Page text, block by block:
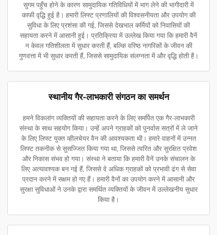
सुगम पहुँच होने के कारण सामुदायिक गतिविधियों में भाग लेने की भागीदारी में
काफी वृद्धि हुई है। हमारी लिफ्ट प्रणालियों की विश्वसनीयता और उपयोग की
सुविधा के लिए प्रशंसा की गई, जिससे देखभाल कर्मियों को निवासियों की
सहायता करने में आसानी हुई। प्रतिक्रिया में उल्लेख किया गया कि हमारी वैनें
न केवल गतिशीलता में सुधार करती हैं, बल्कि वरिष्ठ नागरिकों के जीवन की
गुणवत्ता में भी सुधार करती हैं, जिससे सामुदायिक संलग्नता में और वृद्धि होती है।
स्थानीय गैर-लाभकारी संगठन का समर्थन
हमने विकलांग व्यक्तियों की सहायता करने के लिए समर्पित एक गैर-लाभकारी
संस्था के साथ सहयोग किया। उन्हें अपने ग्राहकों को पुनर्वास सत्रों में ले जाने
के लिए लिफ्ट युक्त व्हीलचेयर वैन की आवश्यकता थी। हमारे वाहनों में उन्नत
लिफ्ट तकनीक से सुसज्जित किया गया था, जिससे त्वरित और सुरक्षित प्रवेश
और निकास संभव हो गया। संस्था ने बताया कि हमारी वैनें उनके संचालन के
लिए अत्यावश्यक बन गई हैं, जिससे वे अधिक ग्राहकों को प्रभावी ढंग से सेवा
प्रदान करने में सक्षम हो गए हैं। हमारी वैनों का उपयोग करने में आसानी और
सुरक्षा सुविधाओं ने उनके द्वारा समर्थित व्यक्तियों के जीवन में उल्लेखनीय सुधार
किया है।